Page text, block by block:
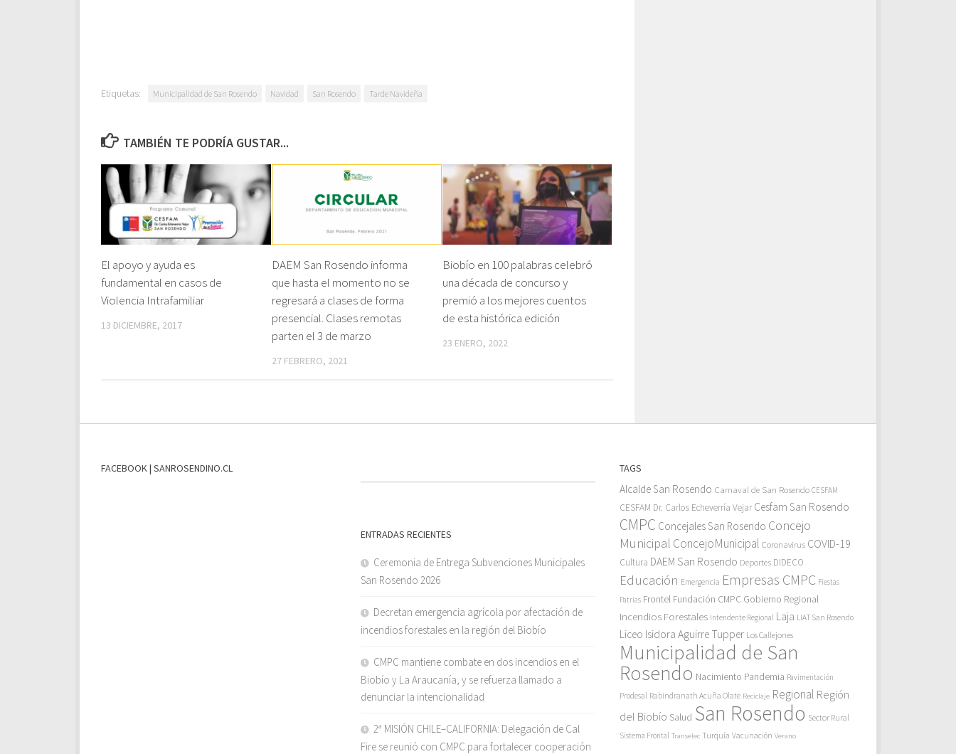
Etiquetas: Municipalidad de San Rosendo Navidad San Rosendo Tarde Navideña
TAMBIÉN TE PODRÍA GUSTAR...
El apoyo y ayuda es
fundamental en casos de
Violencia Intrafamiliar
13 DICIEMBRE, 2017
DAEM San Rosendo informa
que hasta el momento no se
regresará a clases de forma
presencial. Clases remotas
parten el 3 de marzo
27 FEBRERO, 2021
Biobío en 100 palabras celebró
una década de concurso y
premió a los mejores cuentos
de esta histórica edición
23 ENERO, 2022
FACEBOOK | SANROSENDINO.CL
ENTRADAS RECIENTES
Ceremonia de Entrega Subvenciones Municipales
San Rosendo 2026
Decretan emergencia agrícola por afectación de
incendios forestales en la región del Biobío
CMPC mantiene combate en dos incendios en el
Biobío y La Araucanía, y se refuerza llamado a
denunciar la intencionalidad
2ª MISIÓN CHILE–CALIFORNIA: Delegación de Cal
Fire se reunió con CMPC para fortalecer cooperación
TAGS
Alcalde San Rosendo Carnaval de San Rosendo CESFAM
CESFAM Dr. Carlos Echeverría Vejar Cesfam San Rosendo
CMPC Concejales San Rosendo Concejo
Municipal ConcejoMunicipal Coronavirus COVID-19
Cultura DAEM San Rosendo Deportes DIDECO
Educación Emergencia Empresas CMPC Fiestas
Patrias Frontel Fundación CMPC Gobierno Regional
Incendios Forestales Intendente Regional Laja LIAT San Rosendo
Liceo Isidora Aguirre Tupper Los Callejones
Municipalidad de San
Rosendo Nacimiento Pandemia Pavimentación
Prodesal Rabindranath Acuña Olate Reciclaje Regional Región
del Biobío Salud San Rosendo Sector Rural
Sistema Frontal Transelec Turquía Vacunación Verano